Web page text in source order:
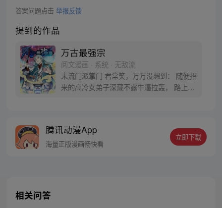
答案问题点击 举报反馈
提到的作品
万古最强宗
阅文漫画 · 系统 · 无敌流
末流门派掌门 君常笑，万万没想到： 随便招
来的高冷女弟子深藏不露牛逼拉轰， 路上闭
苍要我末流门派逆天，挡不住啊
腾讯动漫App
海量正版漫画畅快看
立即下载
相关问答